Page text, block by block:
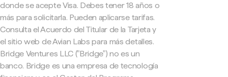
donde se acepte Visa. Debes tener 18 años o
más para solicitarla. Pueden aplicarse tarifas.
Consulta el Acuerdo del Titular de la Tarjeta y
el sitio web de Avian Labs para más detalles.
Bridge Ventures LLC ("Bridge") no es un
banco. Bridge es una empresa de tecnología